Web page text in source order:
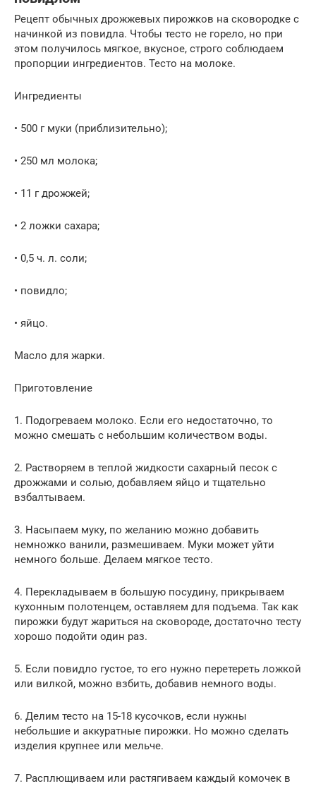
Рецепт обычных дрожжевых пирожков на сковородке с
начинкой из повидла. Чтобы тесто не горело, но при
этом получилось мягкое, вкусное, строго соблюдаем
пропорции ингредиентов. Тесто на молоке.
Ингредиенты
• 500 г муки (приблизительно);
• 250 мл молока;
• 11 г дрожжей;
• 2 ложки сахара;
• 0,5 ч. л. соли;
• повидло;
• яйцо.
Масло для жарки.
Приготовление
1. Подогреваем молоко. Если его недостаточно, то
можно смешать с небольшим количеством воды.
2. Растворяем в теплой жидкости сахарный песок с
дрожжами и солью, добавляем яйцо и тщательно
взбалтываем.
3. Насыпаем муку, по желанию можно добавить
немножко ванили, размешиваем. Муки может уйти
немного больше. Делаем мягкое тесто.
4. Перекладываем в большую посудину, прикрываем
кухонным полотенцем, оставляем для подъема. Так как
пирожки будут жариться на сковороде, достаточно тесту
хорошо подойти один раз.
5. Если повидло густое, то его нужно перетереть ложкой
или вилкой, можно взбить, добавив немного воды.
6. Делим тесто на 15-18 кусочков, если нужны
небольшие и аккуратные пирожки. Но можно сделать
изделия крупнее или мельче.
7. Расплющиваем или растягиваем каждый комочек в